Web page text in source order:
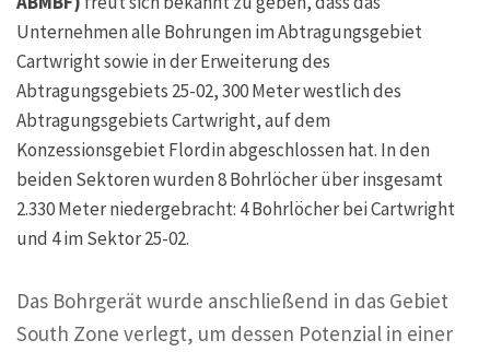
Unternehmen alle Bohrungen im Abtragungsgebiet
Cartwright sowie in der Erweiterung des
Abtragungsgebiets 25-02, 300 Meter westlich des
Abtragungsgebiets Cartwright, auf dem
Konzessionsgebiet Flordin abgeschlossen hat. In den
beiden Sektoren wurden 8 Bohrlöcher über insgesamt
2.330 Meter niedergebracht: 4 Bohrlöcher bei Cartwright
und 4 im Sektor 25-02.
Das Bohrgerät wurde anschließend in das Gebiet
South Zone verlegt, um dessen Potenzial in einer